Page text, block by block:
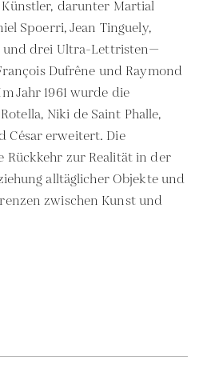
darunter Martial
Spoerri, Jean Tinguely,
und drei Ultra-Lettristen—
Dufrêne und Raymond
Jahr 1961 wurde die
Niki de Saint Phalle,
César erweitert. Die
Rückkehr zur Realität in der
alltäglicher Objekte und
zwischen Kunst und